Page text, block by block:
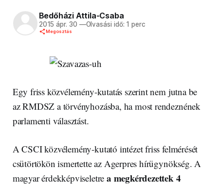
Bedőházi Attila-Csaba
2015 ápr. 30 —Olvasási idő: 1 perc
Megosztás
Egy friss közvélemény-kutatás szerint nem jutna be
az RMDSZ a törvényhozásba, ha most rendeznének
parlamenti választást.
A CSCI közvélemény-kutató intézet friss felmérését
csütörtökön ismertette az Agerpres hírügynökség. A
magyar érdekképviseletre a megkérdezettek 4